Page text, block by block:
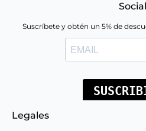
Social
Suscríbete y obtén un 5% de
Legales